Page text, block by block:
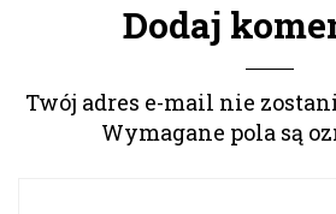
Dodaj
Twój adres e-mail nie
Wymagane pola są